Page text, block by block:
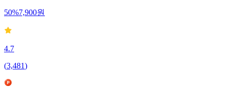
50%7,900원
4.7
(3,481)